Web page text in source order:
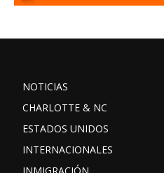
NOTICIAS
CHARLOTTE & NC
ESTADOS UNIDOS
INTERNACIONALES
INMIGRACIÓN